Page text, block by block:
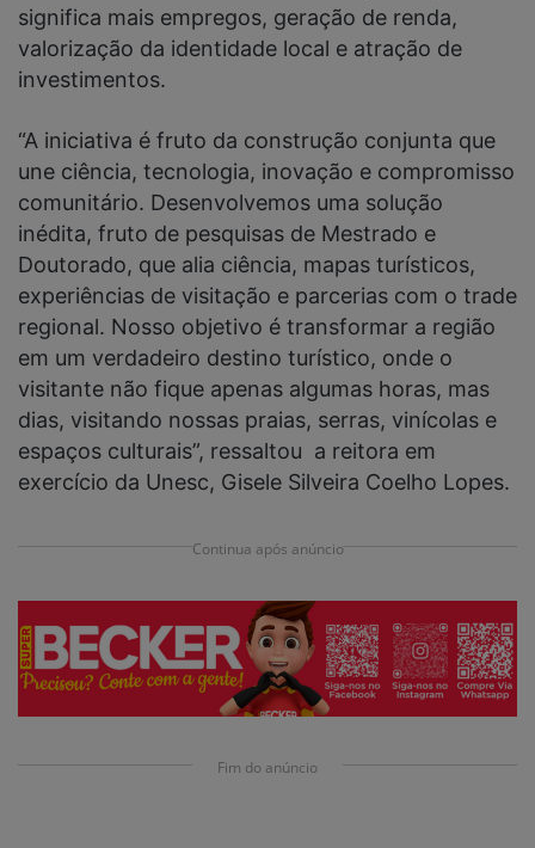
significa mais empregos, geração de renda,
valorização da identidade local e atração de
investimentos.
“A iniciativa é fruto da construção conjunta que
une ciência, tecnologia, inovação e compromisso
comunitário. Desenvolvemos uma solução
inédita, fruto de pesquisas de Mestrado e
Doutorado, que alia ciência, mapas turísticos,
experiências de visitação e parcerias com o trade
regional. Nosso objetivo é transformar a região
em um verdadeiro destino turístico, onde o
visitante não fique apenas algumas horas, mas
dias, visitando nossas praias, serras, vinícolas e
espaços culturais”, ressaltou a reitora em
exercício da Unesc, Gisele Silveira Coelho Lopes.
Continua após anúncio
Fim do anúncio